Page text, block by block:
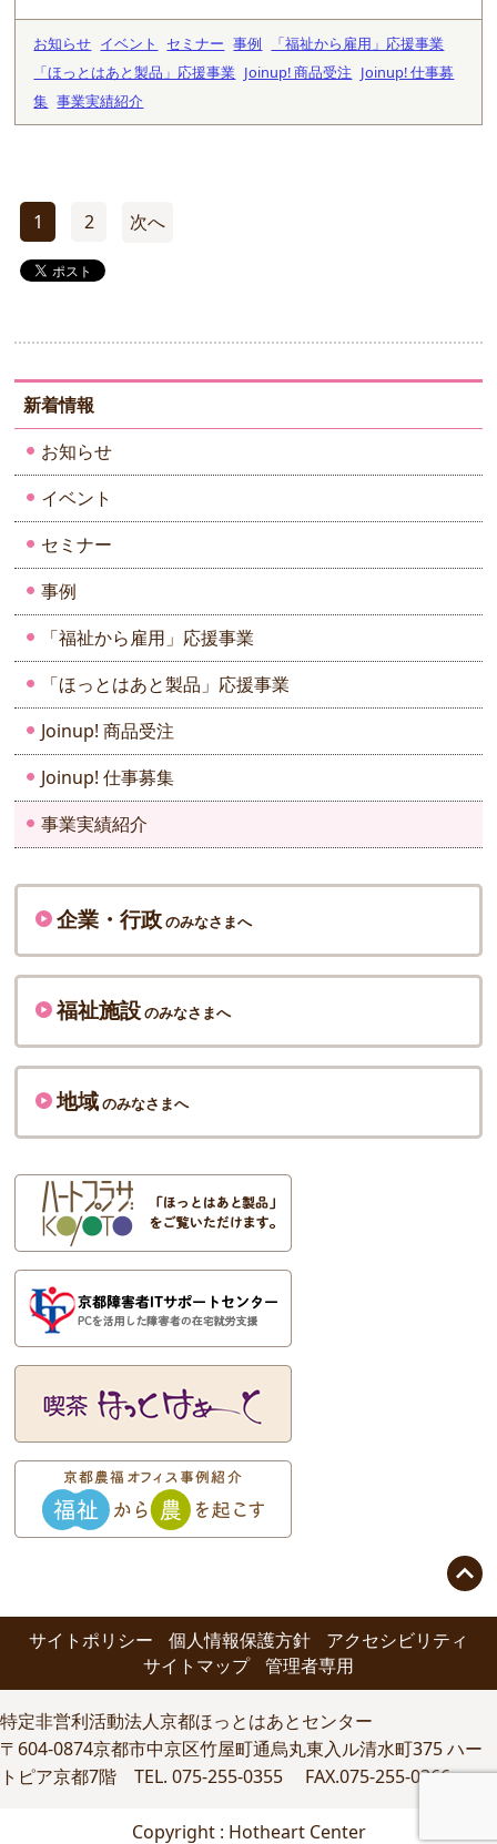
お知らせ イベント セミナー 事例
「福祉から雇用」応援事業
「ほっとはあと製品」応援事業 Joinup! 商品受注 Joinup! 仕事募
集 事業実績紹介
投
稿
ペ
ー
ジ
送
り
1 2 次へ
新着情報
お知らせ
イベント
セミナー
事例
「福祉から雇用」応援事業
「ほっとはあと製品」応援事業
Joinup! 商品受注
Joinup! 仕事募集
事業実績紹介
企業・行政のみなさまへ
福祉施設のみなさまへ
地域のみなさまへ

サイトポリシー 個人情報保護方針
アクセシビリティ
サイトマップ
管理者専用
特定非営利活動法人京都ほっとはあとセンター
〒604-0874京都市中京区竹屋町通烏丸東入ル清水町375 ハー
トピア京都7階 TEL. 075-255-0355 FAX.075-255-0366
Copyright : Hotheart Center